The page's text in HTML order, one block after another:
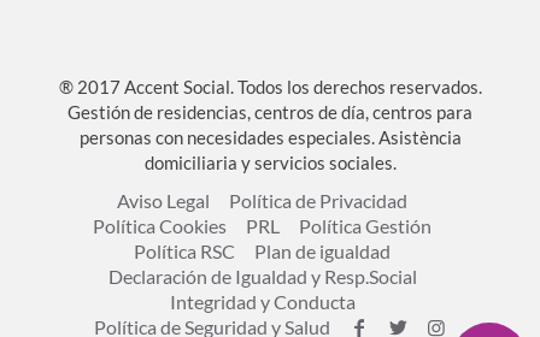
® 2017 Accent Social. Todos los derechos reservados.
Gestión de residencias, centros de día, centros para
personas con necesidades especiales. Asistència
domiciliaria y servicios sociales.
Aviso Legal
Política de Privacidad
Política Cookies
PRL
Política Gestión
Política RSC
Plan de igualdad
Declaración de Igualdad y Resp.Social
Integridad y Conducta
Política de Seguridad y Salud